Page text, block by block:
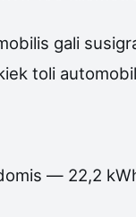
gali
toli
— 22,2